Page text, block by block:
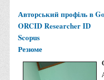
ТОП-20 кращих
ТОП-20 кращих
ТОП-20 кращих
Авторський профіль в
ORCIDResearcher ID
Scopus
Резюме